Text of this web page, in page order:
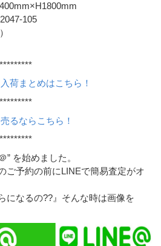
105
荷まとめはこちら！
るならこちら！
” を始めました。
ご予約の前にLINEで簡易査定がオ
になるの??』そんな時は画像を